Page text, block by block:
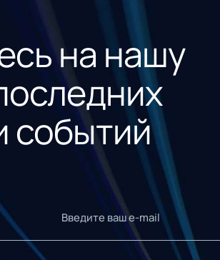
на нашу
событий